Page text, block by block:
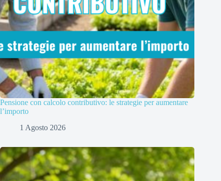
Pensione con calcolo contributivo: le strategie per aumentare
l’importo
1 Agosto 2026